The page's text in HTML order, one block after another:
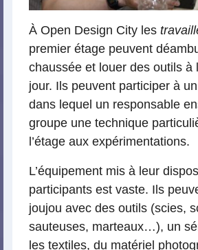
À Open Design City les
premier étage peuvent
chaussée et louer des outils à
jour. Ils peuvent participer à
dans lequel un responsable
groupe une technique
l’étage aux expérimentations.
L’équipement mis à leur
participants est vaste. Ils
joujou avec des outils (scies,
sauteuses, marteaux…), un
les textiles, du matériel